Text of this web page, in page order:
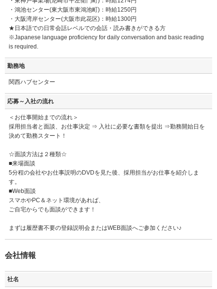
・鴻池センター(東大阪市東鴻池町)：時給1250円
・大阪湾岸センター(大阪市此花区)：時給1300円
★日本語での日常会話レベルでの会話・読み書きができる方
※Japanese language proficiency for daily conversation and basic reading
is required.
勤務地
関西ハブセンター
応募～入社の流れ
＜お仕事開始までの流れ＞
採用担当者と面談、お仕事決定 ⇒ 入社に必要な書類を提出 ⇒勤務開始日を
決めて勤務スタート！
☆面談方法は２種類☆
■来場面談
5分程の会社やお仕事説明のDVDを見た後、採用担当がお仕事を紹介しま
す。
■Web面談
スマホやPC＆ネット環境があれば、
ご自宅からでも面談ができます！
まずは履歴書不要の登録説明会またはWEB面談へご参加ください♪
会社情報
社名